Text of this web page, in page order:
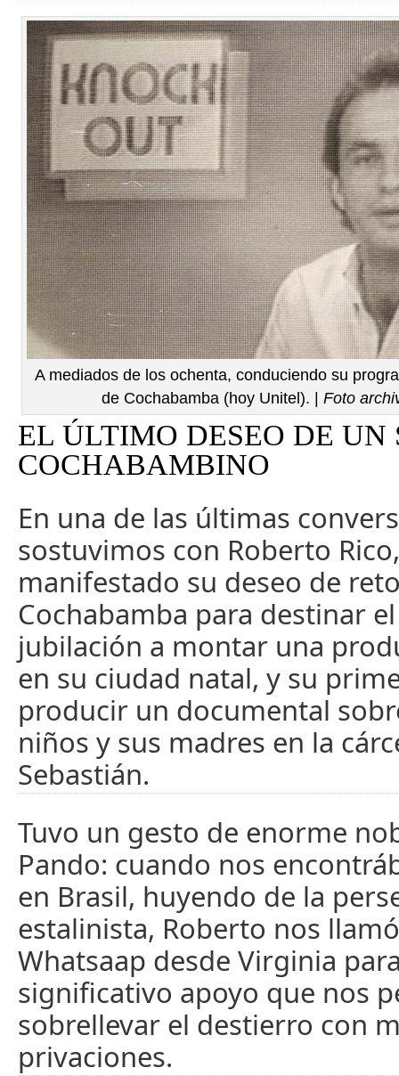
A mediados de los ochenta, conduciendo su
de Cochabamba (hoy Unitel). |Foto
EL ÚLTIMO DESEO DE UN
COCHABAMBINO
En una de las últimas
sostuvimos con Roberto
manifestado su deseo de
Cochabamba para destinar
jubilación a montar una
en su ciudad natal, y su
producir un documental
niños y sus madres en la
Sebastián.
Tuvo un gesto de enorme
Pando: cuando nos
en Brasil, huyendo de la
estalinista, Roberto nos
Whatsaap desde Virginia
significativo apoyo que nos
sobrellevar el destierro con
privaciones.